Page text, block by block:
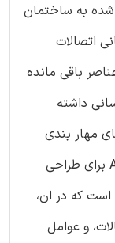
شده به ساختمان
اتصالات
باقی مانده
داشته
مهار بندی
شده ی برون محور در (شروط لرزه ای AISC برای طراحی
(1) ارائه شده است که در ان،
و عوامل